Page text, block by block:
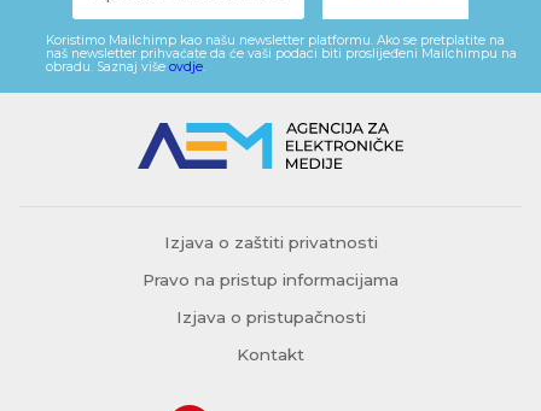
Koristimo Mailchimp kao našu newsletter platformu. Ako se pretplatite na
naš newsletter prihvaćate da će vaši podaci biti proslijeđeni Mailchimpu na
obradu. Saznaj više ovdje
Izjava o zaštiti privatnosti
Pravo na pristup informacijama
Izjava o pristupačnosti
Kontakt